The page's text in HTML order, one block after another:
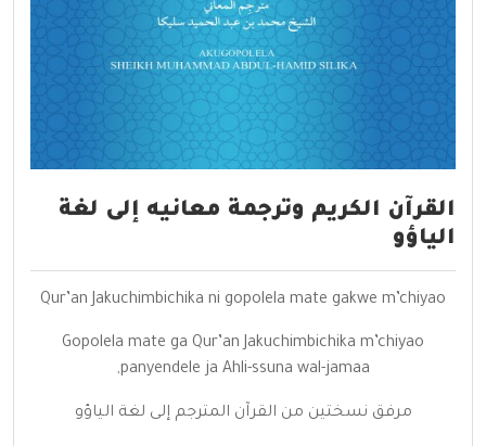
القرآن الكريم وترجمة معانيه إلى لغة
الياؤو
Qur’an Jakuchimbichika ni gopolela mate gakwe m’chiyao
Gopolela mate ga Qur’an Jakuchimbichika m’chiyao
panyendele ja Ahli-ssuna wal-jamaa,
مرفق نسختين من القرآن المترجم إلى لغة الياؤو